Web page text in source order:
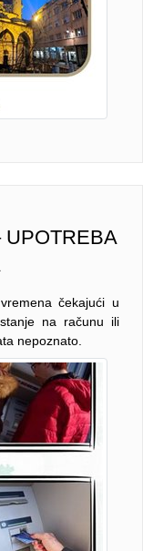
UPOTREBA
čekajući u
na računu ili
nepoznato.